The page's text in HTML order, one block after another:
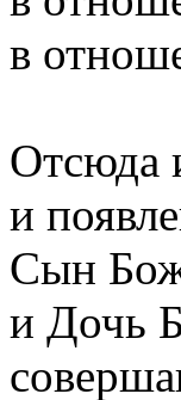
в
Отсюда
и
Сын
и Дочь